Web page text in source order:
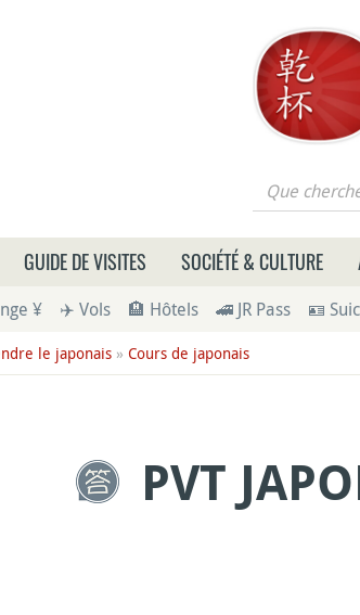
Que cherchez-vous ?
GUIDE DE VISITES SOCIÉTÉ & CULTURE
¥ ✈️ Vols 🏨 Hôtels 🚄 JR Pass 🪪
le japonais» Cours de japonais
PVT